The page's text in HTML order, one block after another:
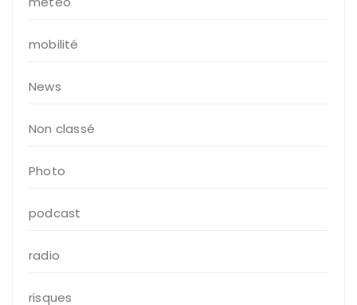
mobilité
News
Non classé
Photo
podcast
radio
risques